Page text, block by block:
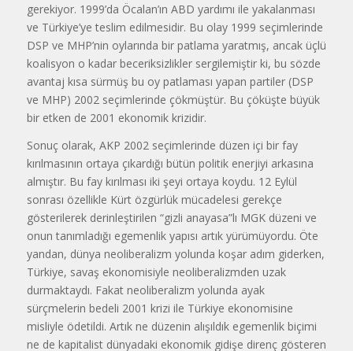
gerekiyor. 1999’da Öcalan’ın ABD yardımı ile yakalanması
ve Türkiye’ye teslim edilmesidir. Bu olay 1999 seçimlerinde
DSP ve MHP’nin oylarında bir patlama yaratmış, ancak üçlü
koalisyon o kadar beceriksizlikler sergilemiştir ki, bu sözde
avantaj kısa sürmüş bu oy patlaması yapan partiler (DSP
ve MHP) 2002 seçimlerinde çökmüştür. Bu çöküşte büyük
bir etken de 2001 ekonomik krizidir.
Sonuç olarak, AKP 2002 seçimlerinde düzen içi bir fay
kırılmasının ortaya çıkardığı bütün politik enerjiyi arkasına
almıştır. Bu fay kırılması iki şeyi ortaya koydu. 12 Eylül
sonrası özellikle Kürt özgürlük mücadelesi gerekçe
gösterilerek derinleştirilen “gizli anayasa”lı MGK düzeni ve
onun tanımladığı egemenlik yapısı artık yürümüyordu. Öte
yandan, dünya neoliberalizm yolunda koşar adım giderken,
Türkiye, savaş ekonomisiyle neoliberalizmden uzak
durmaktaydı. Fakat neoliberalizm yolunda ayak
sürçmelerin bedeli 2001 krizi ile Türkiye ekonomisine
misliyle ödetildi. Artık ne düzenin alışıldık egemenlik biçimi
ne de kapitalist dünyadaki ekonomik gidişe direnç gösteren